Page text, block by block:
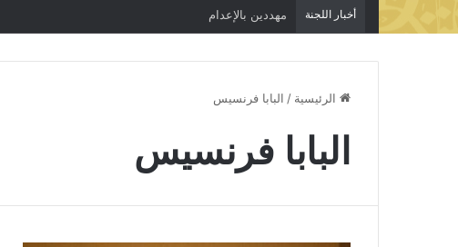
أخبار اللجنة مهددين بالإعدام
الرئيسية / البابا فرنسيس
البابا فرنسيس